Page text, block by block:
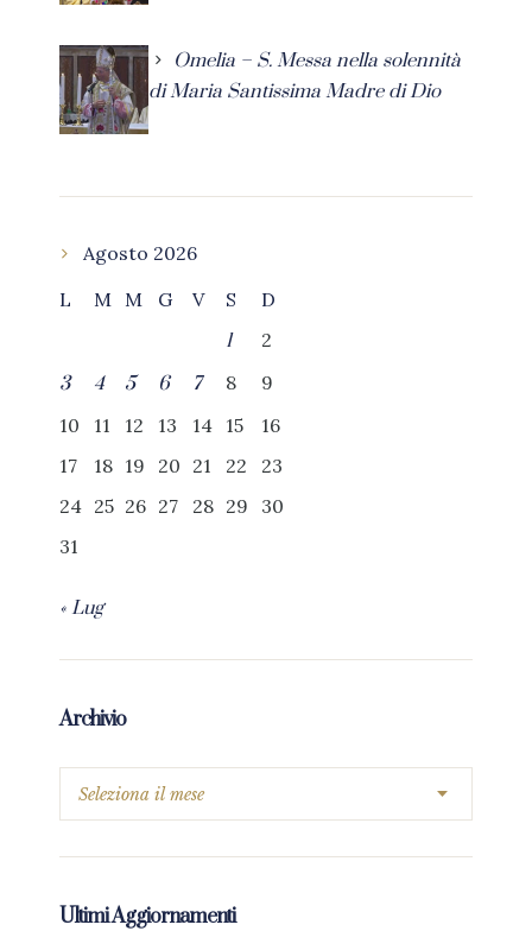
Omelia – S. Messa nella solennità
di Maria Santissima Madre di Dio
Agosto 2026
L
M M G V S
D
1
2
3
4 5 6 7 8
9
10
11 12 13 14 15
16
17
18 19 20 21 22
23
24 25 26 27 28 29
30
31
« Lug
Archivio
Ultimi Aggiornamenti